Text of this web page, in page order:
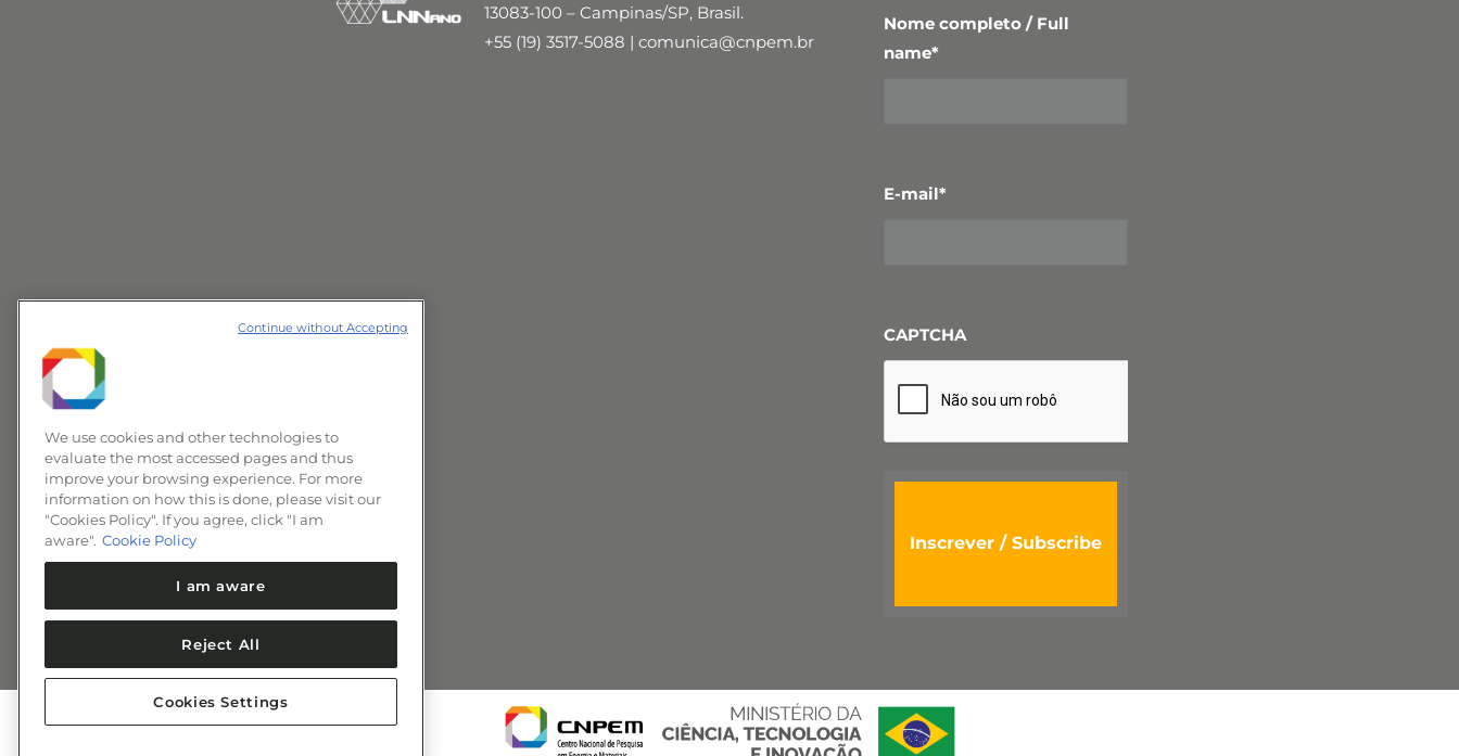
13083-100 – Campinas/SP, Brasil.
+55 (19) 3517-5088 | comunica@cnpem.br
Nome completo / Full
name*
E-mail*
CAPTCHA
We use cookies and other technologies to
evaluate the most accessed pages and thus
improve your browsing experience. For more
information on how this is done, please visit our
"Cookies Policy". If you agree, click "I am
aware". Cookie Policy
I am aware
Reject All
Cookies Settings
Continue without Accepting